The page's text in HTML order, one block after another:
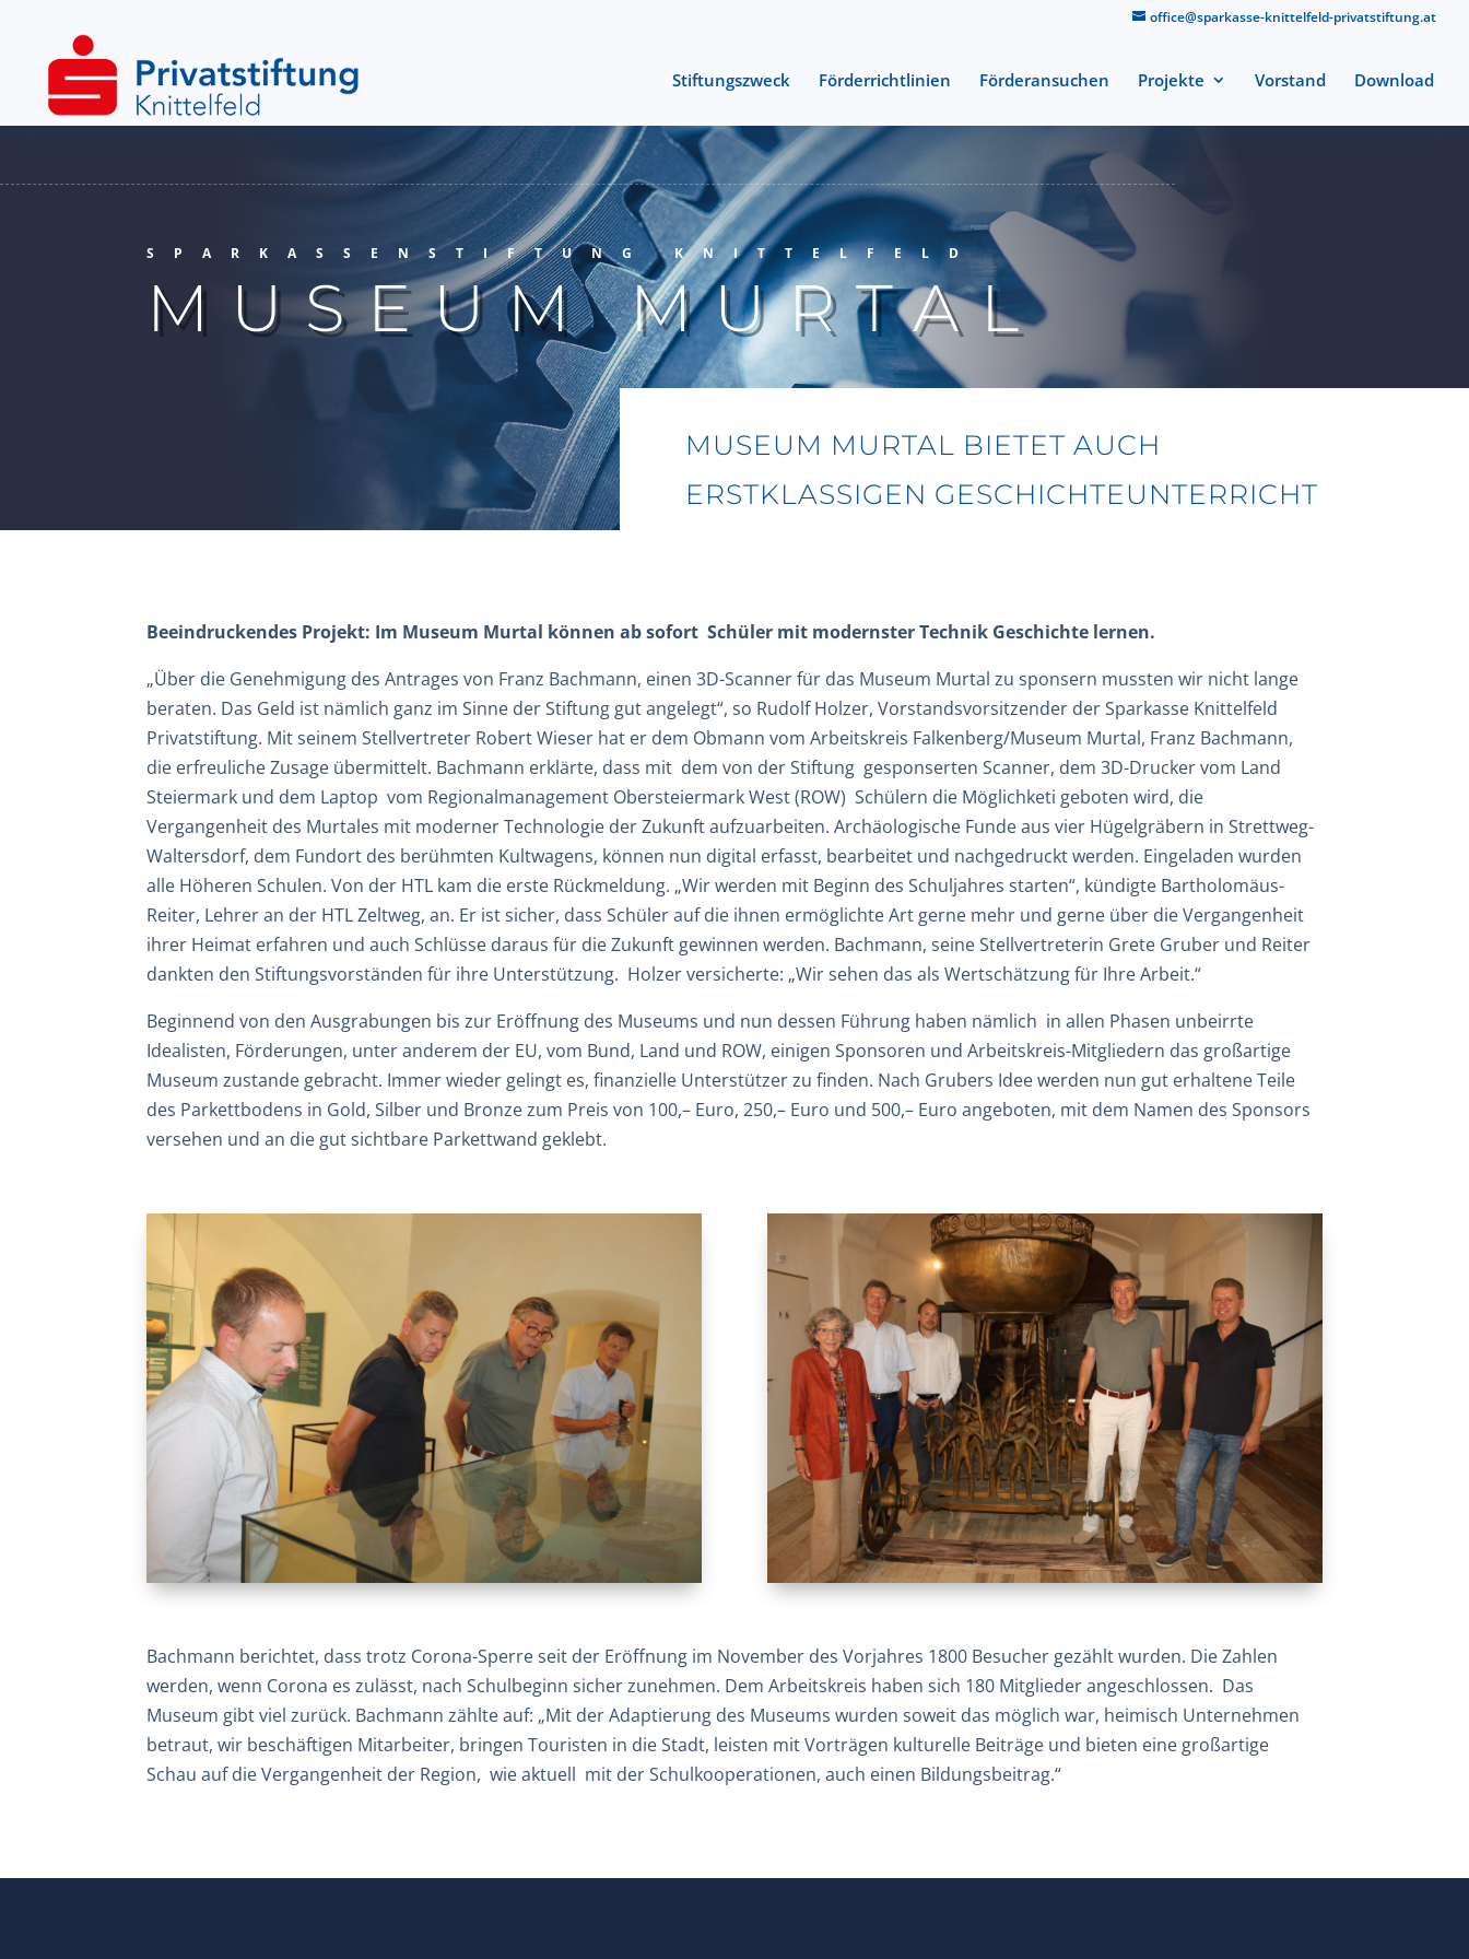
office@sparkasse-knittelfeld-privatstiftung.at
Stiftungszweck Förderrichtlinien Förderansuchen Projekte Vorstand Download
SPARKASSENSTIFTUNG KNITTELFELD
MUSEUM MURTAL
MUSEUM MURTAL BIETET AUCH
ERSTKLASSIGEN GESCHICHTEUNTERRICHT
Beeindruckendes Projekt: Im Museum Murtal können ab sofort Schüler mit modernster Technik Geschichte lernen.
„Über die Genehmigung des Antrages von Franz Bachmann, einen 3D-Scanner für das Museum Murtal zu sponsern mussten wir nicht lange
beraten. Das Geld ist nämlich ganz im Sinne der Stiftung gut angelegt“, so Rudolf Holzer, Vorstandsvorsitzender der Sparkasse Knittelfeld
Privatstiftung. Mit seinem Stellvertreter Robert Wieser hat er dem Obmann vom Arbeitskreis Falkenberg/Museum Murtal, Franz Bachmann,
die erfreuliche Zusage übermittelt. Bachmann erklärte, dass mit dem von der Stiftung gesponserten Scanner, dem 3D-Drucker vom Land
Steiermark und dem Laptop vom Regionalmanagement Obersteiermark West (ROW) Schülern die Möglichketi geboten wird, die
Vergangenheit des Murtales mit moderner Technologie der Zukunft aufzuarbeiten. Archäologische Funde aus vier Hügelgräbern in Strettweg-
Waltersdorf, dem Fundort des berühmten Kultwagens, können nun digital erfasst, bearbeitet und nachgedruckt werden. Eingeladen wurden
alle Höheren Schulen. Von der HTL kam die erste Rückmeldung. „Wir werden mit Beginn des Schuljahres starten“, kündigte Bartholomäus-
Reiter, Lehrer an der HTL Zeltweg, an. Er ist sicher, dass Schüler auf die ihnen ermöglichte Art gerne mehr und gerne über die Vergangenheit
ihrer Heimat erfahren und auch Schlüsse daraus für die Zukunft gewinnen werden. Bachmann, seine Stellvertreterin Grete Gruber und Reiter
dankten den Stiftungsvorständen für ihre Unterstützung. Holzer versicherte: „Wir sehen das als Wertschätzung für Ihre Arbeit.“
Beginnend von den Ausgrabungen bis zur Eröffnung des Museums und nun dessen Führung haben nämlich in allen Phasen unbeirrte
Idealisten, Förderungen, unter anderem der EU, vom Bund, Land und ROW, einigen Sponsoren und Arbeitskreis-Mitgliedern das großartige
Museum zustande gebracht. Immer wieder gelingt es, finanzielle Unterstützer zu finden. Nach Grubers Idee werden nun gut erhaltene Teile
des Parkettbodens in Gold, Silber und Bronze zum Preis von 100,– Euro, 250,– Euro und 500,– Euro angeboten, mit dem Namen des Sponsors
versehen und an die gut sichtbare Parkettwand geklebt.
Bachmann berichtet, dass trotz Corona-Sperre seit der Eröffnung im November des Vorjahres 1800 Besucher gezählt wurden. Die Zahlen
werden, wenn Corona es zulässt, nach Schulbeginn sicher zunehmen. Dem Arbeitskreis haben sich 180 Mitglieder angeschlossen. Das
Museum gibt viel zurück. Bachmann zählte auf: „Mit der Adaptierung des Museums wurden soweit das möglich war, heimisch Unternehmen
betraut, wir beschäftigen Mitarbeiter, bringen Touristen in die Stadt, leisten mit Vorträgen kulturelle Beiträge und bieten eine großartige
Schau auf die Vergangenheit der Region, wie aktuell mit der Schulkooperationen, auch einen Bildungsbeitrag.“